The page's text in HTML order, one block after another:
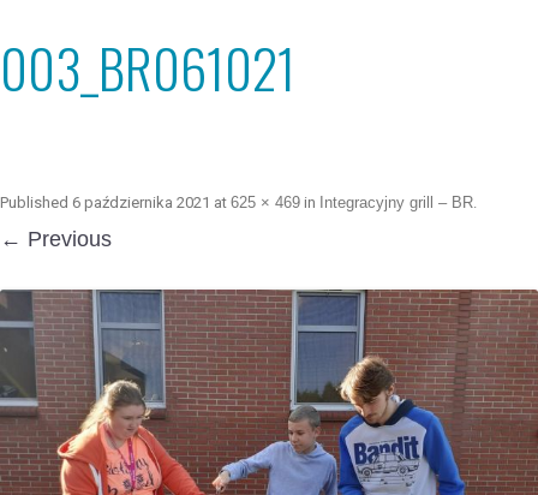
003_BR061021
Published 6 października 2021 at 625 × 469 in Integracyjny grill – BR.
← Previous